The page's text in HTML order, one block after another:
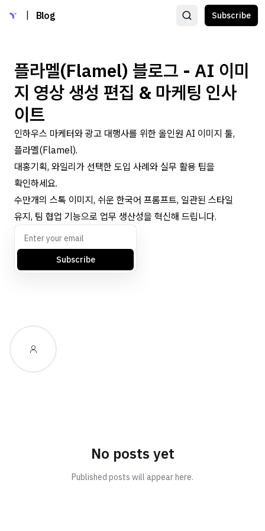
Blog Subscribe
플라멜(Flamel) 블로그 - AI 이미
지 영상 생성 편집 & 마케팅 인사
이트
인하우스 마케터와 광고 대행사를 위한 올인원 AI 이미지 툴,
플라멜(Flamel).
대홍기획, 와일리가 선택한 도입 사례와 실무 활용 팁을
확인하세요.
수만개의 스톡 이미지, 쉬운 한국어 프롬프트, 일관된 스타일
유지, 팀 협업 기능으로 업무 생산성을 혁신해 드립니다.
Subscribe
No posts yet
Published posts will appear here.